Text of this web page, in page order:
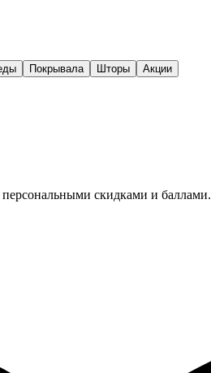
Покрывала Шторы Акции
персональными скидками и баллами.